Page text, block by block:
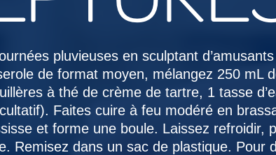
pluvieuses en sculptant
de format moyen, mélangez 250 mL
à thé de crème de tartre, 1 tasse
Faites cuire à feu modéré en
et forme une boule. Laissez refroidir,
Remisez dans un sac de plastique. Pour